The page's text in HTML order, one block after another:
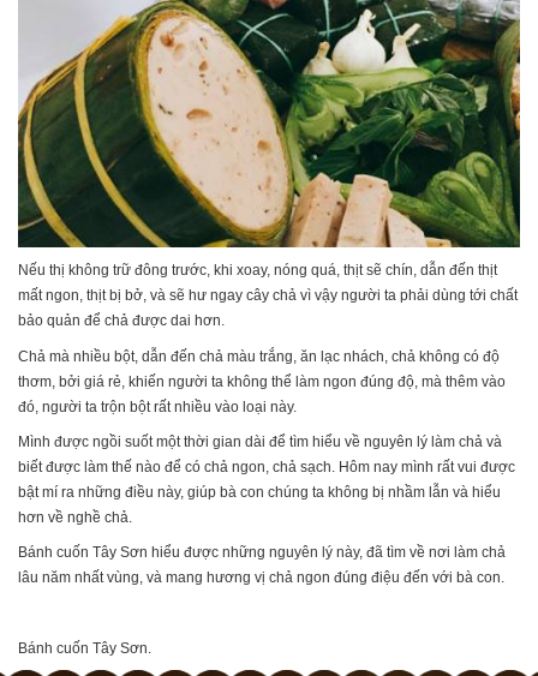
Nếu thị không trữ đông trước, khi xoay, nóng quá, thịt sẽ chín, dẫn đến thịt
mất ngon, thịt bị bở, và sẽ hư ngay cây chả vì vậy người ta phải dùng tới chất
bảo quản để chả được dai hơn.
Chả mà nhiều bột, dẫn đến chả màu trắng, ăn lạc nhách, chả không có độ
thơm, bởi giá rẻ, khiến người ta không thể làm ngon đúng độ, mà thêm vào
đó, người ta trộn bột rất nhiều vào loại này.
Mình được ngồi suốt một thời gian dài để tìm hiểu về nguyên lý làm chả và
biết được làm thế nào để có chả ngon, chả sạch. Hôm nay mình rất vui được
bật mí ra những điều này, giúp bà con chúng ta không bị nhầm lẫn và hiểu
hơn về nghề chả.
Bánh cuốn Tây Sơn hiểu được những nguyên lý này, đã tìm về nơi làm chả
lâu năm nhất vùng, và mang hương vị chả ngon đúng điệu đến với bà con.
Bánh cuốn Tây Sơn.